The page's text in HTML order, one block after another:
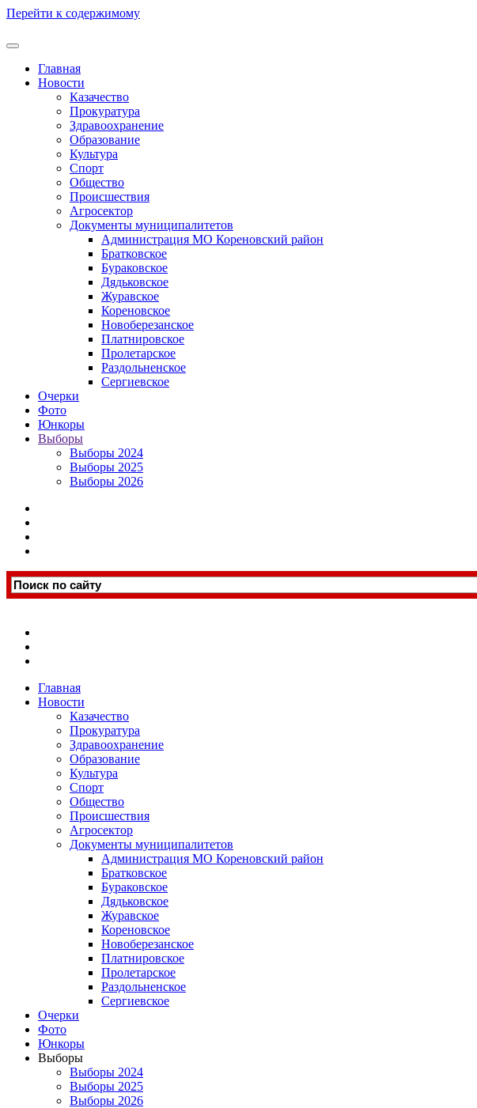
Перейти к содержимому
Главная
Новости
Казачество
Прокуратура
Здравоохранение
Образование
Культура
Спорт
Общество
Происшествия
Агросектор
Документы муниципалитетов
Администрация МО Кореновский район
Братковское
Бураковское
Дядьковское
Журавское
Кореновское
Новоберезанское
Платнировское
Пролетарское
Раздольненское
Сергиевское
Очерки
Фото
Юнкоры
Выборы
Выборы 2024
Выборы 2025
Выборы 2026
Главная
Новости
Казачество
Прокуратура
Здравоохранение
Образование
Культура
Спорт
Общество
Происшествия
Агросектор
Документы муниципалитетов
Администрация МО Кореновский район
Братковское
Бураковское
Дядьковское
Журавское
Кореновское
Новоберезанское
Платнировское
Пролетарское
Раздольненское
Сергиевское
Очерки
Фото
Юнкоры
Выборы
Выборы 2024
Выборы 2025
Выборы 2026